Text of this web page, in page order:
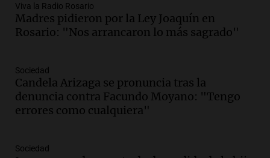
Episodios
Audio.Historiador de la UBA celebró la
marcha atrás en la Ley de Tierras:
Amamos Argentina
Episodios
Audio.Ahyre estuvo en el Estudio
Federal Sancor Seguros y adelantó su
Episodios
Viva la Radio Rosario
Madres pidieron por la Ley Joaquín en
Rosario: "Nos arrancaron lo más sagrado"
Sociedad
Candela Arizaga se pronuncia tras la
denuncia contra Facundo Moyano: "Tengo
errores como cualquiera"
Sociedad